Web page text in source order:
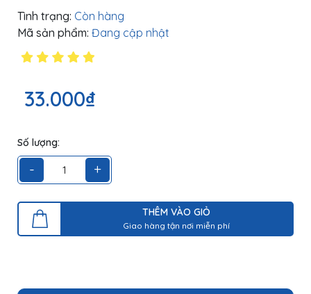
Tình trạng: Còn hàng
Mã sản phẩm: Đang cập nhật
33.000₫
Số lượng:
- +
THÊM VÀO GIỎ
Giao hàng tận nơi miễn phí